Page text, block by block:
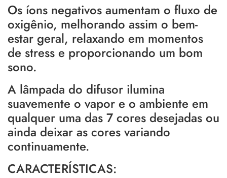
Os íons negativos aumentam o fluxo de
oxigênio, melhorando assim o bem-
estar geral, relaxando em momentos
de stress e proporcionando um bom
sono.
A lâmpada do difusor ilumina
suavemente o vapor e o ambiente em
qualquer uma das 7 cores desejadas ou
ainda deixar as cores variando
continuamente.
CARACTERÍSTICAS: